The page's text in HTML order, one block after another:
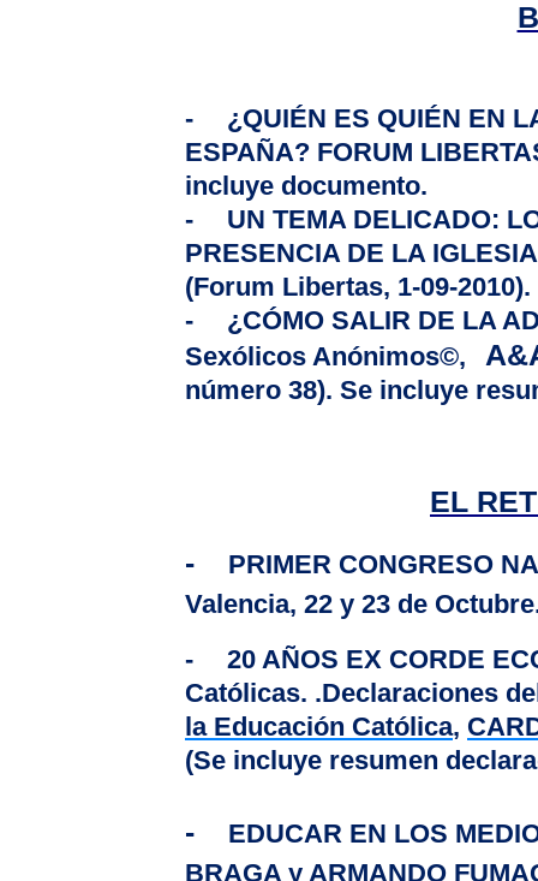
- ¿QUIÉN ES QUIÉN EN
ESPAÑA? FORUM
incluye documento.
-
UN TEMA DELICADO:
PRESENCIA DE LA IGLESIA
(Forum Libertas, 1-09-
-
¿CÓMO SALIR DE LA
Sexólicos Anónimos©,
número 38). Se incluye
EL
-
PRIMER CONGRESO
Valencia, 22 y 23 de
-
20 AÑOS EX CORDE
Católicas. .Declaraciones
la Educación Católica,
(Se incluye resumen
-
EDUCAR EN LOS
BRAGA y ARMANDO